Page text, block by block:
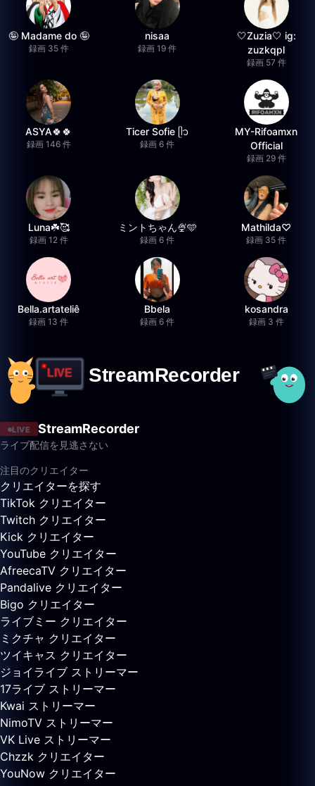
🤪 Madame do 🤪
録画 35 件
nisaa
録画 19 件
🤍Zuzia🤍 ig:
zuzkqpl
録画 57 件
ASYA🍀🍀
録画 146 件
Ticer Sofie ᥫ᭡
録画 6 件
MY-Rifoamxn
Official
録画 29 件
Luna☘️🥰
録画 12 件
ミントちゃん🍨🩵
録画 6 件
Mathilda♡︎
録画 35 件
Bella.artateliê
録画 13 件
Bbela
録画 6 件
kosandra
録画 3 件
LIVE StreamRecorder
ライブ配信を見逃さない
注目のクリエイター
クリエイターを探す
TikTok クリエイター
Twitch クリエイター
Kick クリエイター
YouTube クリエイター
AfreecaTV クリエイター
Pandalive クリエイター
Bigo クリエイター
ライブミー クリエイター
ミクチャ クリエイター
ツイキャス クリエイター
ジョイライブ ストリーマー
17ライブ ストリーマー
Kwai ストリーマー
NimoTV ストリーマー
VK Live ストリーマー
Chzzk クリエイター
YouNow クリエイター